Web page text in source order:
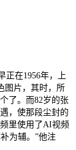
正在1956年，上
图片，其时，所
了。而82岁的张
，使那段尘封的
里使用了AI视频
为辅。”他注